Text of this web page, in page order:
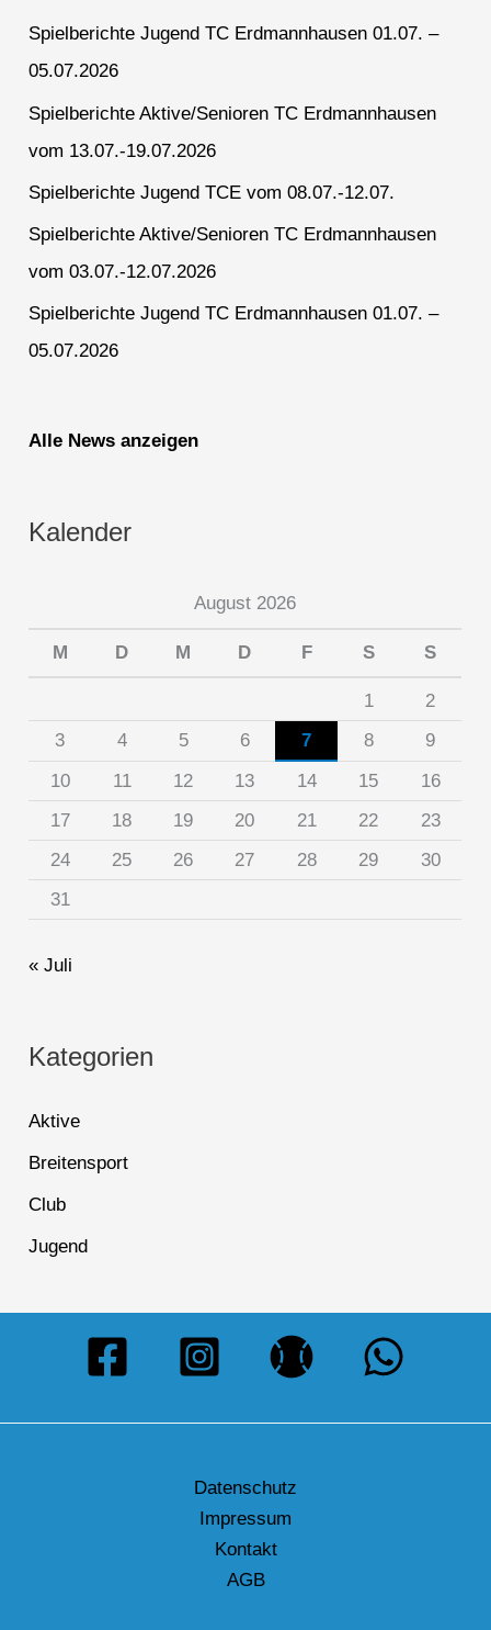
Spielberichte Jugend TC Erdmannhausen 01.07. –
05.07.2026
Spielberichte Aktive/Senioren TC Erdmannhausen
vom 13.07.-19.07.2026
Spielberichte Jugend TCE vom 08.07.-12.07.
Spielberichte Aktive/Senioren TC Erdmannhausen
vom 03.07.-12.07.2026
Spielberichte Jugend TC Erdmannhausen 01.07. –
05.07.2026
Alle News anzeigen
Kalender
August 2026
M D M D F S S
1
2
3
4 5 6 7 8
9
10
11 12 13 14 15
16
17
18 19 20 21 22
23
24
25 26 27 28 29
30
31
« Juli
Kategorien
Aktive
Breitensport
Club
Jugend
Datenschutz
Impressum
Kontakt
AGB